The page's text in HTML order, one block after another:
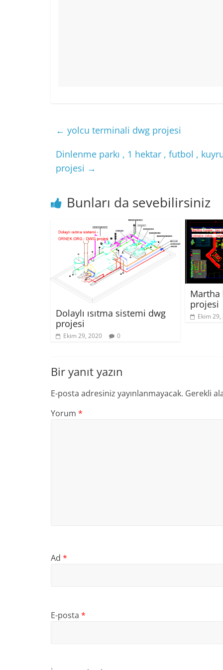
← yolcu terminali dwg projesi
Dinlenme parkı , 1 hektar , futbol ,
projesi →
Bunları da sevebilirsiniz
Dolaylı ısıtma sistemi dwg
projesi
Ekim 29, 2020 0
Martha
projesi
Ekim
Bir yanıt yazın
E-posta adresiniz yayınlanmayacak. Gerekli
Yorum *
Ad *
E-posta *